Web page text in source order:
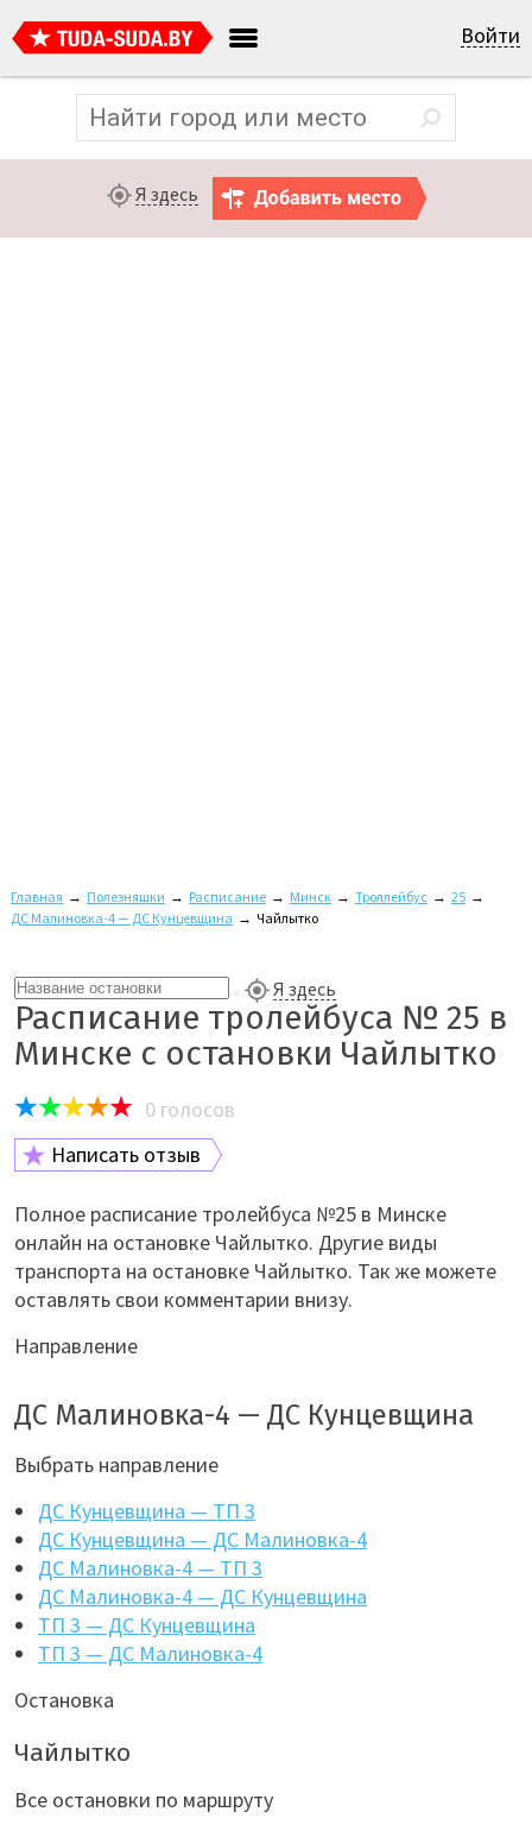
Войти
Я здесь
Главная → Полезняшки → Расписание → Минск → Троллейбус → 25 →
ДС Малиновка-4 — ДС Кунцевщина → Чайлытко
Я здесь
Расписание тролейбуса № 25 в
Минске с остановки Чайлытко
0 голосов
Написать отзыв
Полное расписание тролейбуса №25 в Минске
онлайн на остановке Чайлытко. Другие виды
транспорта на остановке Чайлытко. Так же можете
оставлять свои комментарии внизу.
Направление
ДС Малиновка-4 — ДС Кунцевщина
Выбрать направление
ДС Кунцевщина — ТП 3
ДС Кунцевщина — ДС Малиновка-4
ДС Малиновка-4 — ТП 3
ДС Малиновка-4 — ДС Кунцевщина
ТП 3 — ДС Кунцевщина
ТП 3 — ДС Малиновка-4
Остановка
Чайлытко
Все остановки по маршруту